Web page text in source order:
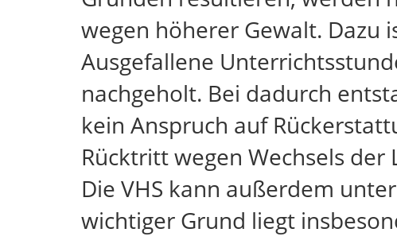
wegen höherer Gewalt. Dazu
Ausgefallene
nachgeholt. Bei dadurch
kein Anspruch auf
Rücktritt wegen Wechsels
Die VHS kann außerdem
wichtiger Grund liegt